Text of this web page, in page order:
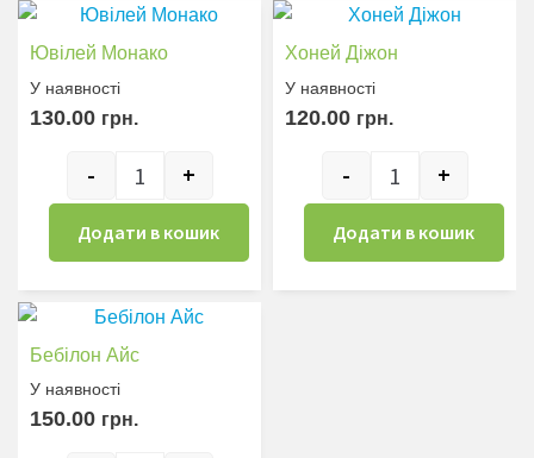
Ювілей Монако
130.00 грн.
У наявностi
Ювілей Монако кількість
- +
Додати в кошик
Хоней Діжон
120.00 грн.
У наявностi
Хоней Діжон
- +
Додати в кошик
Бебілон Айс
150.00 грн.
У наявностi